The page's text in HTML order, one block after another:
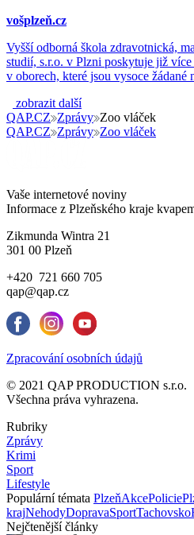
vošplzeň.cz
Vyšší odborná škola zdravotnická,
studií, s.r.o. v Plzni poskytuje již
v oborech, které jsou vysoce žádané
zobrazit další
QAP.CZ Zprávy Zoo vláček
QAP.CZ Zprávy Zoo vláček
Vaše internetové noviny
Informace z Plzeňského kraje
Zikmunda Wintra 21
301 00 Plzeň
+420 721 660 705
qap@qap.cz
Zpracování osobních údajů
© 2021 QAP PRODUCTION s.r.o.
Všechna práva vyhrazena.
Rubriky
Zprávy
Krimi
Sport
Lifestyle
Populární témata PlzeňAkcePolicie
krajNehodyDopravaSportTachovsko
Nejčtenější články